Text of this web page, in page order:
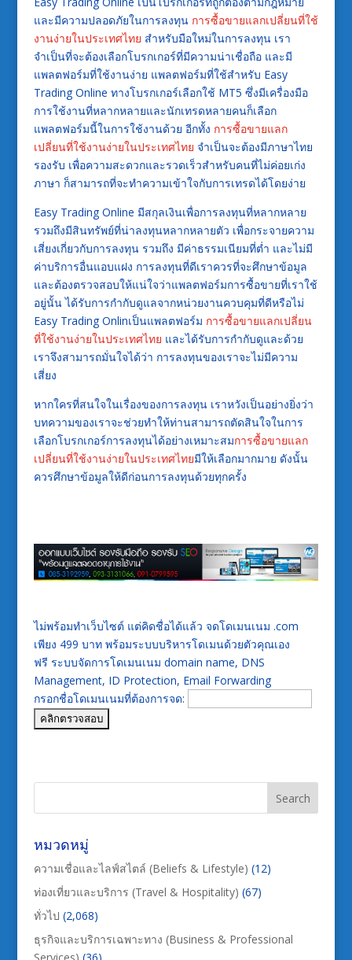
และมีความปลอดภัยในการลงทุน การซื้อขายแลกเปลี่ยนที่ใช้
งานง่ายในประเทศไทย สำหรับมือใหม่ในการลงทุน เรา
จำเป็นที่จะต้องเลือกโบรกเกอร์ที่มีความน่าเชื่อถือ และมี
แพลตฟอร์มที่ใช้งานง่าย แพลตฟอร์มที่ใช้สำหรับ Easy
Trading Online ทางโบรกเกอร์เลือกใช้ MT5 ซึ่งมีเครื่องมือ
การใช้งานที่หลากหลายและนักเทรดหลายคนก็เลือก
แพลตฟอร์มนี้ในการใช้งานด้วย อีกทั้ง การซื้อขายแลก
เปลี่ยนที่ใช้งานง่ายในประเทศไทย จำเป็นจะต้องมีภาษาไทย
รองรับ เพื่อความสะดวกและรวดเร็วสำหรับคนที่ไม่ค่อยเก่ง
ภาษา ก็สามารถที่จะทำความเข้าใจกับการเทรดได้โดยง่าย
Easy Trading Online มีสกุลเงินเพื่อการลงทุนที่หลากหลาย
รวมถึงมีสินทรัพย์ที่น่าลงทุนหลากหลายตัว เพื่อกระจายความ
เสี่ยงเกี่ยวกับการลงทุน รวมถึง มีค่าธรรมเนียมที่ต่ำ และไม่มี
ค่าบริการอื่นแอบแฝง การลงทุนที่ดีเราควรที่จะศึกษาข้อมูล
และต้องตรวจสอบให้แน่ใจว่าแพลตฟอร์มการซื้อขายที่เราใช้
อยู่นั้น ได้รับการกำกับดูแลจากหน่วยงานควบคุมที่ดีหรือไม่
Easy Trading Onlinเป็นแพลตฟอร์ม การซื้อขายแลกเปลี่ยน
ที่ใช้งานง่ายในประเทศไทย และได้รับการกำกับดูและด้วย
เราจึงสามารถมั่นใจได้ว่า การลงทุนของเราจะไม่มีความ
เสี่ยง
หากใครที่สนใจในเรื่องของการลงทุน เราหวังเป็นอย่างยิ่งว่า
บทความของเราจะช่วยทำให้ท่านสามารถตัดสินใจในการ
เลือกโบรกเกอร์การลงทุนได้อย่างเหมาะสมการซื้อขายแลก
เปลี่ยนที่ใช้งานง่ายในประเทศไทยมีให้เลือกมากมาย ดังนั้น
ควรศึกษาข้อมูลให้ดีก่อนการลงทุนด้วยทุกครั้ง
ไม่พร้อมทำเว็บไซต์ แต่คิดชื่อได้แล้ว จดโดเมนเนม .com
เพียง 499 บาท พร้อมระบบบริหารโดเมนด้วยตัวคุณเอง
ฟรี ระบบจัดการโดเมนเนม domain name, DNS
Management, ID Protection, Email Forwarding
กรอกชื่อโดเมนเนมที่ต้องการจด:
หมวดหมู่
ความเชื่อและไลฟ์สไตล์ (Beliefs & Lifestyle) (12)
ท่องเที่ยวและบริการ (Travel & Hospitality) (67)
ทั่วไป (2,068)
ธุรกิจและบริการเฉพาะทาง (Business & Professional